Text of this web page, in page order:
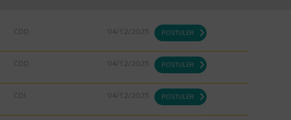
CDD 04/12/2025 POSTULER
CDD 04/12/2025 POSTULER
CDI 04/12/2025 POSTULER